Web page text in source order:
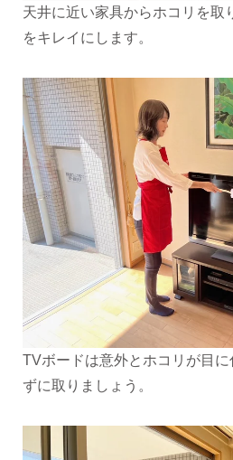
天井に近い家具からホコリを取
をキレイにします。
TVボードは意外とホコリが目
ずに取りましょう。